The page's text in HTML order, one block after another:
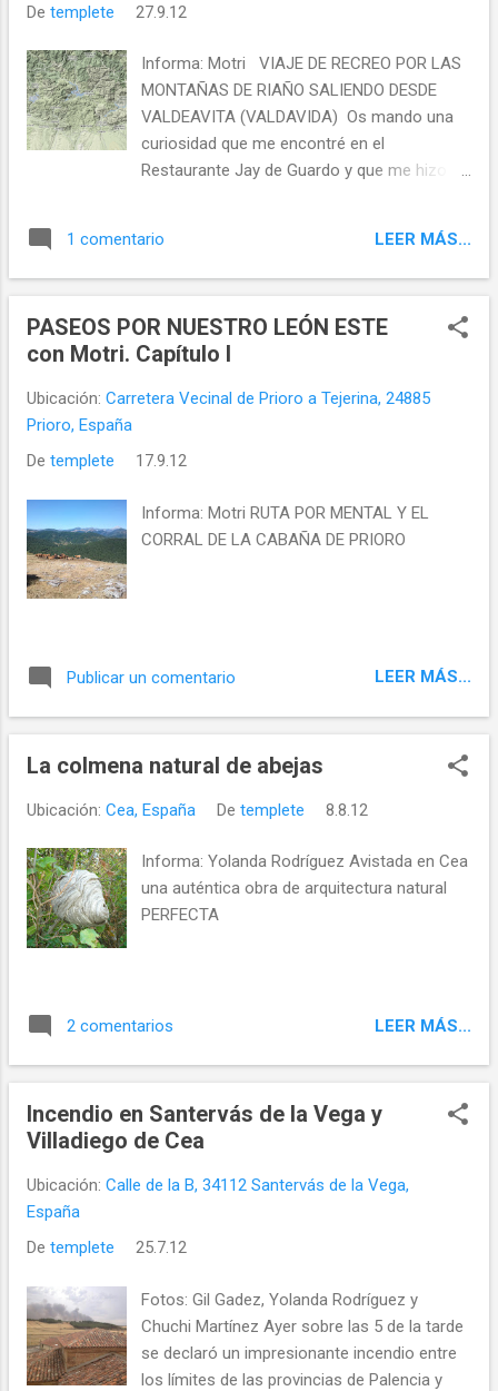
De templete 27.9.12
Informa: Motri VIAJE DE RECREO POR LAS
MONTAÑAS DE RIAÑO SALIENDO DESDE
VALDEAVITA (VALDAVIDA) Os mando una
curiosidad que me encontré en el
Restaurante Jay de Guardo y que me hizo
1 comentario LEER MÁS...
PASEOS POR NUESTRO LEÓN ESTE
con Motri. Capítulo I
Ubicación: Carretera Vecinal de Prioro a Tejerina, 24885
Prioro, España
De templete 17.9.12
Informa: Motri RUTA POR MENTAL Y EL
CORRAL DE LA CABAÑA DE PRIORO
Publicar un comentario LEER MÁS...
La colmena natural de abejas
Ubicación: Cea, España De templete 8.8.12
Informa: Yolanda Rodríguez Avistada en Cea
una auténtica obra de arquitectura natural
PERFECTA
2 comentarios LEER MÁS...
Incendio en Santervás de la Vega y
Villadiego de Cea
Ubicación: Calle de la B, 34112 Santervás de la Vega,
España
De templete 25.7.12
Fotos: Gil Gadez, Yolanda Rodríguez y
Chuchi Martínez Ayer sobre las 5 de la tarde
se declaró un impresionante incendio entre
los límites de las provincias de Palencia y